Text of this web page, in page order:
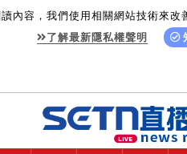
內容，我們使用相關網站技術來改
了解最新隱私權聲明